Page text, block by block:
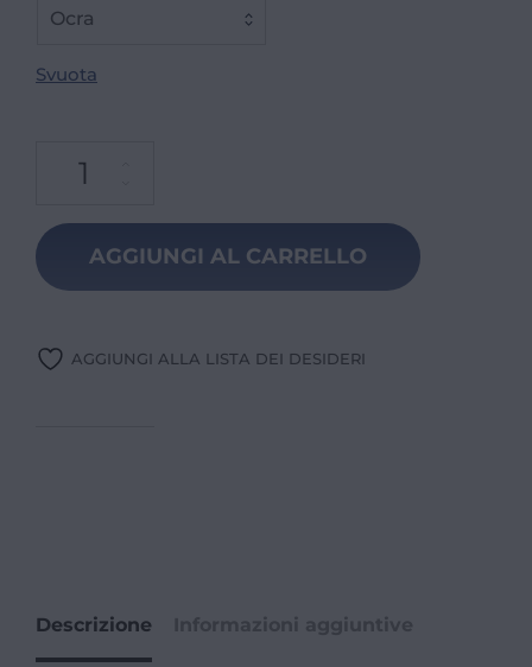
Ocra
Svuota
AGGIUNGI AL CARRELLO
AGGIUNGI ALLA LISTA DEI DESIDERI
Descrizione